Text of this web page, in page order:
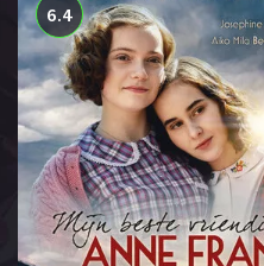
6.4